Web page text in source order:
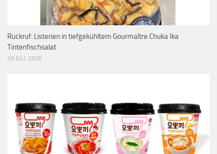
Rückruf: Listerien in tiefgekühltem Gourmaître Chuka Ika
Tintenfischsalat
29 JULI, 2026